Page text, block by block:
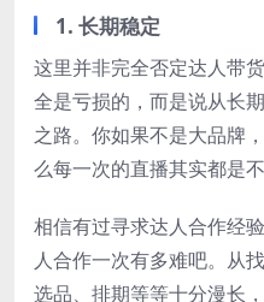
1. 长期稳定
这里并非完全否定达人带
全是亏损的，而是说从长
之路。你如果不是大品牌
么每一次的直播其实都是不
相信有过寻求达人合作经
人合作一次有多难吧。从
选品、排期等等十分漫长